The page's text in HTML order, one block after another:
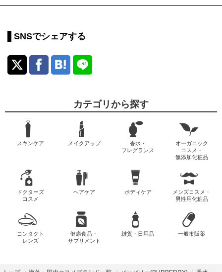
SNSでシェアする
カテゴリから探す
スキンケア メイクアップ
香水・
フレグランス
オーガニック
コスメ・
無添加化粧品
ドクターズ
コスメ
ヘアケア ボディケア
メンズコスメ・
男性用化粧品
コンタクト
レンズ
健康食品・
サプリメント
雑貨・日用品 一般市販薬